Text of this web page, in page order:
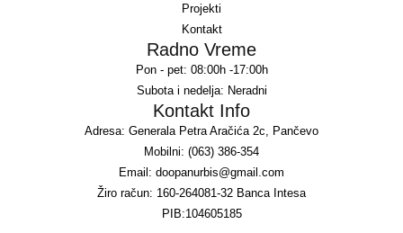
Projekti
Kontakt
Radno Vreme
Pon - pet: 08:00h -17:00h
Subota i nedelja: Neradni
Kontakt Info
Adresa: Generala Petra Aračića 2c, Pančevo
Mobilni: (063) 386-354
Email: doopanurbis@gmail.com
Žiro račun: 160-264081-32 Banca Intesa
PIB:104605185